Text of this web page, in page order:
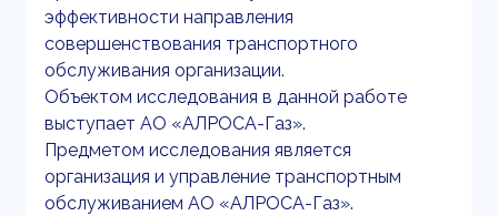
эффективности направления
совершенствования транспортного
обслуживания организации.
Объектом исследования в данной работе
выступает АО «АЛРОСА-Газ».
Предметом исследования является
организация и управление транспортным
обслуживанием АО «АЛРОСА-Газ».